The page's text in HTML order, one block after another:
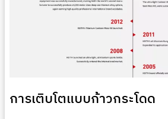
การเติบโตแบบก้าวกระโดด